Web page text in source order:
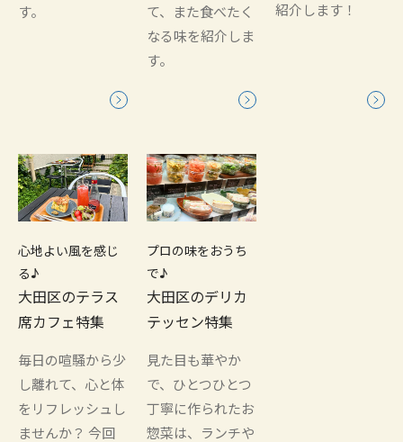
す。
て、また食べたく
なる味を紹介しま
す。
紹介します！
心地よい風を感じ
る♪
大田区のテラス
席カフェ特集
毎日の喧騒から少
し離れて、心と体
をリフレッシュし
ませんか？ 今回
プロの味をおうち
で♪
大田区のデリカ
テッセン特集
見た目も華やか
で、ひとつひとつ
丁寧に作られたお
惣菜は、ランチや